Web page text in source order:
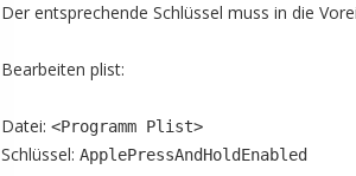
Der entsprechende Schlüssel muss in die
Bearbeiten plist:
Datei: <Programm Plist>
Schlüssel: ApplePressAndHoldEnabled